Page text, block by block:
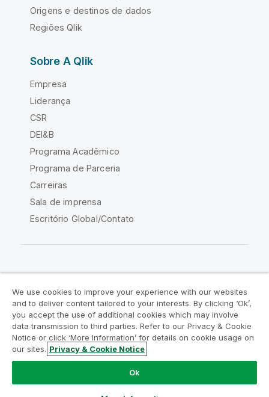
Origens e destinos de dados
Regiões Qlik
Sobre A Qlik
Empresa
Liderança
CSR
DEI&B
Programa Acadêmico
Programa de Parceria
Carreiras
Sala de imprensa
Escritório Global/Contato
Acordos legais
Termos do produto
Legal Policies
Políticas Legais
Termos de uso
Marcas comerciais
Do Not Share My Info
Copyright © 1993-2026 QlikTech International AB. Todos os
We use cookies to improve your experience with our websites
and to deliver content tailored to your interests. By clicking ‘Ok’,
you accept the use of additional cookies which may involve
data transmission to third parties. Refer to our Privacy & Cookie
Notice or click ‘More Information’ for details on cookie usage on
our sites. Privacy & Cookie Notice
Ok